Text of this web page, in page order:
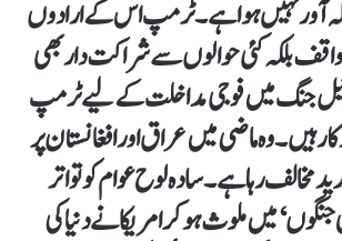
آور نہیں ہوا ہے۔ ٹرمپ اس کے ارادوں
بلکہ کئی حوالوں سے شراکت دار بھی
جنگ میں فوجی مداخلت کے لیے ٹرمپ
ہیں۔ وہ ماضی میں عراق اور افغانستان پر
مخالف رہا ہے۔ سادہ لوح عوام کو تواتر
جنگوں‘ میں ملوث ہوکر امریکا نے دنیا کی